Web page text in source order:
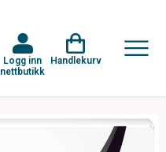
Logg inn
nettbutikk
Handlekurv